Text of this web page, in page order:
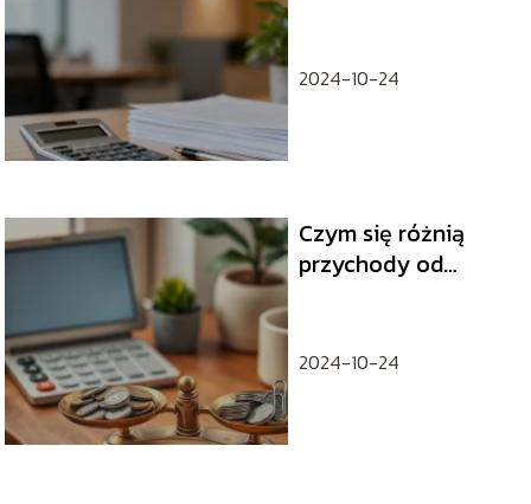
2024-10-24
Czym się różnią
przychody od
2024-10-24